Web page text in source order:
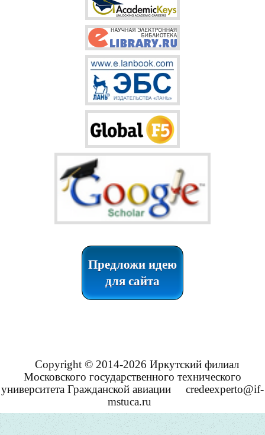
Предложи идею
для сайта
Copyright © 2014-2026 Иркутский филиал
Московского государственного технического
университета Гражданской авиации
credeexperto@if-
mstuca.ru